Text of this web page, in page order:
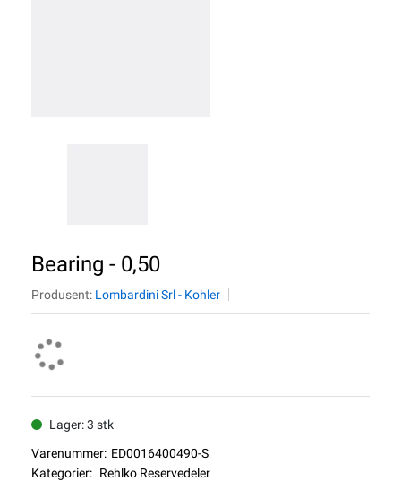
Bearing - 0,50
Produsent: Lombardini Srl - Kohler
Lager: 3 stk
Varenummer: ED0016400490-S
Kategorier: Rehlko Reservedeler